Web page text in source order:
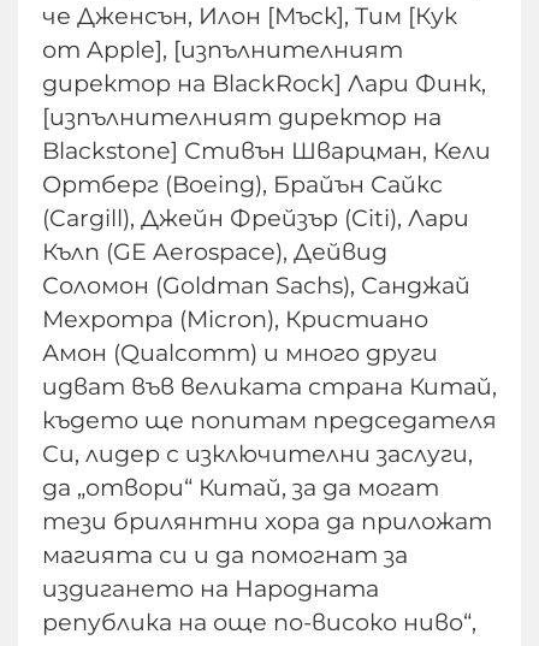
че Дженсън, Илон [Мъск], Тим [Кук
от Apple], [изпълнителният
директор на BlackRock] Лари Финк,
[изпълнителният директор на
Blackstone] Стивън Шварцман, Кели
Ортберг (Boeing), Брайън Сайкс
(Cargill), Джейн Фрейзър (Citi), Лари
Кълп (GE Aerospace), Дейвид
Соломон (Goldman Sachs), Санджай
Мехротра (Micron), Кристиано
Амон (Qualcomm) и много други
идват във великата страна Китай,
където ще попитам председателя
Си, лидер с изключителни заслуги,
да „отвори“ Китай, за да могат
тези брилянтни хора да приложат
магията си и да помогнат за
издигането на Народната
република на още по-високо ниво“,